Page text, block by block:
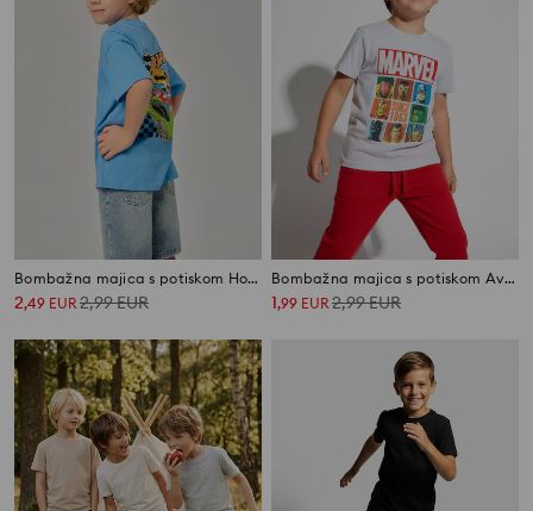
Bombažna majica s potiskom Hot Wheels
2,49 EUR2,99EUR
Bombažna majica s potiskom Avengers
1,99 EUR2,99EUR